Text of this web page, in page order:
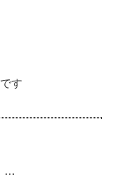
す
…